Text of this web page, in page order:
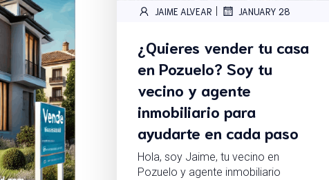
JAIME ALVEAR JANUARY 28
¿Quieres vender tu casa
en Pozuelo? Soy tu
vecino y agente
inmobiliario para
ayudarte en cada paso
Hola, soy Jaime, tu vecino en
Pozuelo y agente inmobiliario